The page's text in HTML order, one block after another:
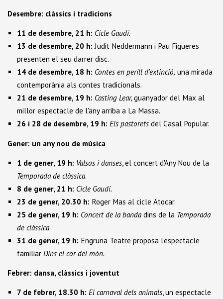
Desembre: clàssics i tradicions
11 de desembre, 21 h: Cicle Gaudí.
13 de desembre, 20 h: Judit Neddermann i Pau Figueres
presenten el seu darrer disc.
14 de desembre, 18 h: Contes en perill d'extinció, una mirada
contemporània als contes tradicionals.
21 de desembre, 19 h: Casting Lear,guanyador del Max al
millor espectacle de l'any arriba a La Massa.
26 i 28 de desembre, 19 h: Els pastorets del Casal Popular.
Gener: un any nou de música
1 de gener, 19 h: Valsos i danses, el concert d'Any Nou de la
Temporada de clàssica.
8 de gener, 21 h: Cicle Gaudí.
23 de gener, 20.30 h: Roger Mas al cicle Atocar.
25 de gener, 19 h: Concert de la bandadins de la Temporada
de clàssica.
31 de gener, 19 h: Engruna Teatre proposa l'espectacle
familiarDins el cor del món.
Febrer: dansa, clàssics i joventut
7 de febrer, 18.30 h: El carnaval dels animals, un espectacle